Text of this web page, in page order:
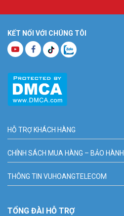
KẾT NỐI VỚI CHÚNG TÔI
HỖ TRỢ KHÁCH HÀNG
CHÍNH SÁCH MUA HÀNG – BẢO HÀNH
THÔNG TIN VUHOANGTELECOM
TỔNG ĐÀI HỖ TRỢ